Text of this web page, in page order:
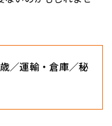
／運輸・倉庫／秘